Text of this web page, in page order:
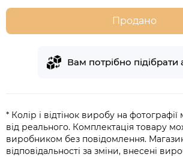
Продано
Вам потрібно підібрати
* Колір і відтінок виробу на
від реального. Комплектація товару
виробником без повідомлення.
відповідальності за зміни, внесені